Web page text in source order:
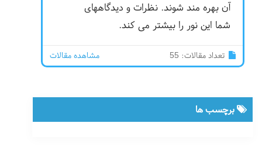
برچسب ها
آن بهره مند شوند. نظرات و دیدگاههای
شما این نور را بیشتر می کند.
تعداد مقالات: 55 مشاهده مقالات